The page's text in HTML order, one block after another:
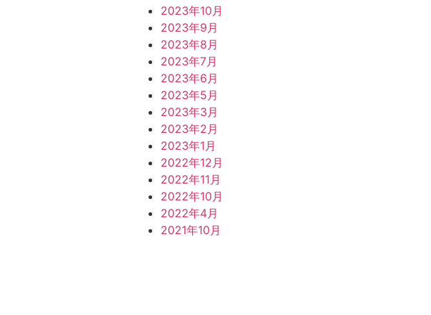
2023年10月
2023年9月
2023年8月
2023年7月
2023年6月
2023年5月
2023年3月
2023年2月
2023年1月
2022年12月
2022年11月
2022年10月
2022年4月
2021年10月